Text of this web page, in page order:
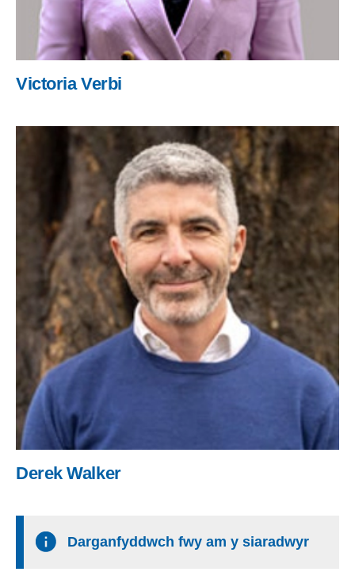
Victoria Verbi
Derek Walker
Darganfyddwch fwy am y siaradwyr